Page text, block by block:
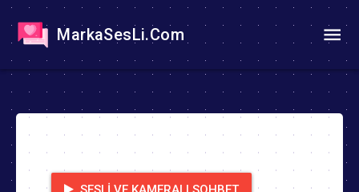
MarkaSesLi.Com